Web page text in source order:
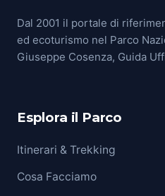
Dal 2001 il portale di
ed ecoturismo nel Parco
Giuseppe Cosenza, Guida
Esplora il Parco
Itinerari & Trekking
Cosa Facciamo